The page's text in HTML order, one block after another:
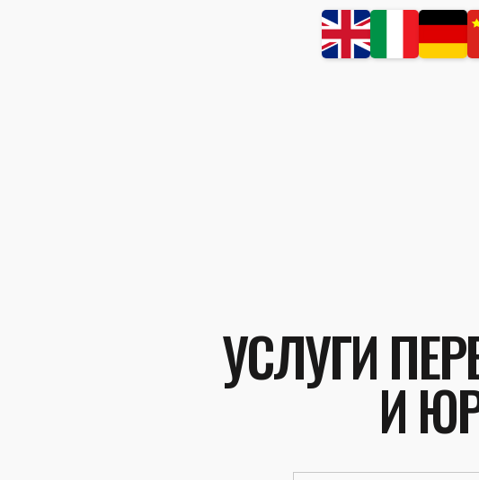
УСЛУГИ
И